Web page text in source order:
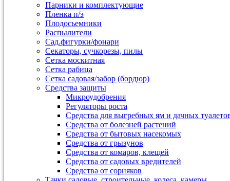
Парники и комплектующие
Пленка п/э
Плодосьемники
Распылители
Сад.фигурки/фонари
Секаторы, сучкорезы, пилы
Сетка москитная
Сетка рабица
Сетка садовая/забор (бордюр)
Средства защиты
Микроудобрения
Регуляторы роста
Средства для выгребных ям и дачных
Средства от болезней растений
Средства от бытовых насекомых
Средства от грызунов
Средства от комаров, клещей
Средства от садовых вредителей
Средства от сорняков